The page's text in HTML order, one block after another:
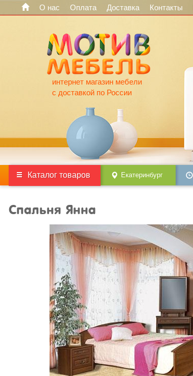
О нас Оплата Доставка Контакты
интернет магазин мебели
с доставкой по России
Каталог товаров Екатеринбург
Спальня Янна